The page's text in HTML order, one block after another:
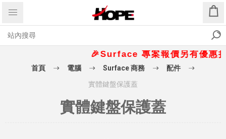
🎉Surface 專案報價另有優惠
首頁 電腦 Surface 商務
配件
實體鍵盤保護蓋
實體鍵盤保護蓋